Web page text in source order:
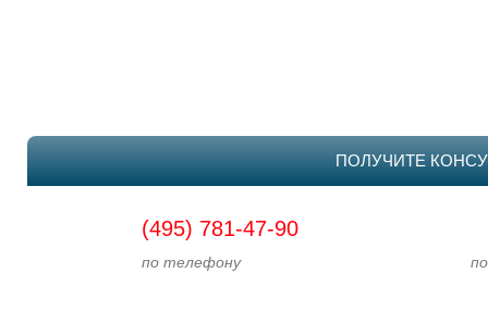
ПОЛУЧИТЕ
(495) 781-47-90
по телефону по